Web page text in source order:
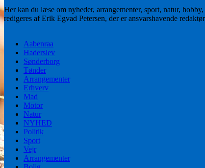
Her kan du læse om nyheder, arrangementer, sport, natur,
redigeres af Erik Egvad Petersen, der er ansvarshavende
Aabenraa
Haderslev
Sønderborg
Tønder
Arrangementer
Erhverv
Mad
Motor
Natur
NYHED
Politik
Sport
Vejr
Arrangementer